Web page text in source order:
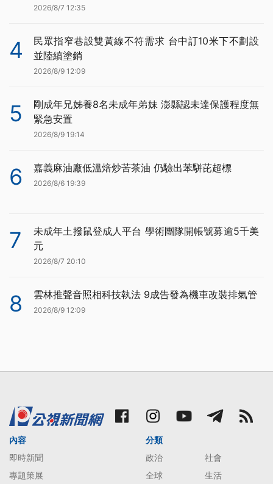
2026/8/7 12:35
4
民眾指窄巷設雙黃線不符需求 台中訂10米下不劃設
並陸續塗銷
2026/8/9 12:09
5
剛成年兄姊養8名未成年弟妹 澎縣認未達保護程度無
緊急安置
2026/8/9 19:14
6 嘉義麻油廠低溫焙炒苦茶油 仍驗出苯駢芘超標
2026/8/6 19:39
7
未成年土撥鼠登成人平台 學術團隊開帳號募逾5千美
元
2026/8/7 20:10
8 雲林推聲音照相科技執法 9成告發為機車改裝排氣管
2026/8/9 12:09
內容
即時新聞
專題策展
分類
政治
社會
全球
生活